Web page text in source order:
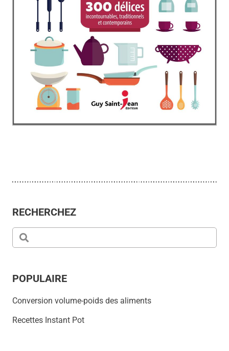
RECHERCHEZ
POPULAIRE
Conversion volume-poids des aliments
Recettes Instant Pot